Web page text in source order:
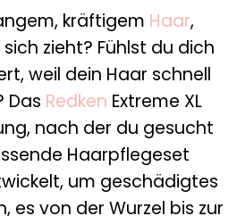
kräftigem Haar,
zieht? Fühlst du dich
weil dein Haar schnell
Das Redken Extreme XL
nach der du gesucht
Haarpflegeset
um geschädigtes
es von der Wurzel bis zur